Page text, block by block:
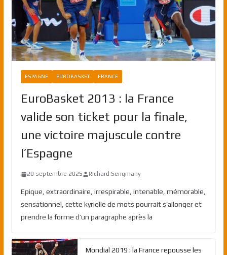
ESPAGNE EUROBASKET FRANCE
EuroBasket 2013 : la France
valide son ticket pour la finale,
une victoire majuscule contre
l’Espagne
20 septembre 2025 Richard Sengmany
Epique, extraordinaire, irrespirable, intenable, mémorable,
sensationnel, cette kyrielle de mots pourrait s’allonger et
prendre la forme d’un paragraphe après la
Mondial 2019 : la France repousse les